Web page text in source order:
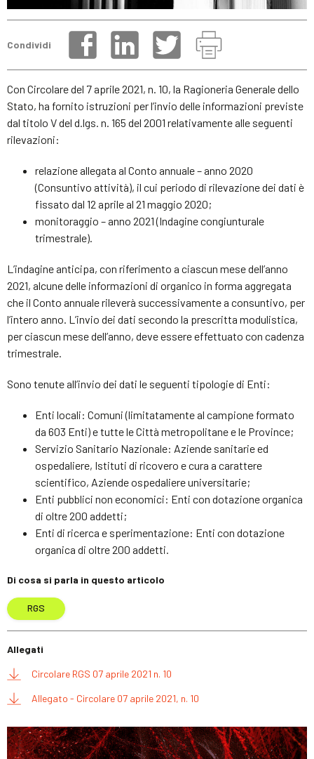
Condividi
Con Circolare del 7 aprile 2021, n. 10, la Ragioneria Generale dello
Stato, ha fornito istruzioni per l’invio delle informazioni previste
dal titolo V del d.lgs. n. 165 del 2001 relativamente alle seguenti
rilevazioni:
relazione allegata al Conto annuale – anno 2020
(Consuntivo attività), il cui periodo di rilevazione dei dati è
fissato dal 12 aprile al 21 maggio 2020;
monitoraggio – anno 2021 (Indagine congiunturale
trimestrale).
L’indagine anticipa, con riferimento a ciascun mese dell’anno
2021, alcune delle informazioni di organico in forma aggregata
che il Conto annuale rileverà successivamente a consuntivo, per
l’intero anno. L’invio dei dati secondo la prescritta modulistica,
per ciascun mese dell’anno, deve essere effettuato con cadenza
trimestrale.
Sono tenute all’invio dei dati le seguenti tipologie di Enti:
Enti locali: Comuni (limitatamente al campione formato
da 603 Enti) e tutte le Città metropolitane e le Province;
Servizio Sanitario Nazionale: Aziende sanitarie ed
ospedaliere, Istituti di ricovero e cura a carattere
scientifico, Aziende ospedaliere universitarie;
Enti pubblici non economici: Enti con dotazione organica
di oltre 200 addetti;
Enti di ricerca e sperimentazione: Enti con dotazione
organica di oltre 200 addetti.
Di cosa si parla in questo articolo
RGS
Allegati
Circolare RGS 07 aprile 2021 n. 10
Allegato - Circolare 07 aprile 2021, n. 10